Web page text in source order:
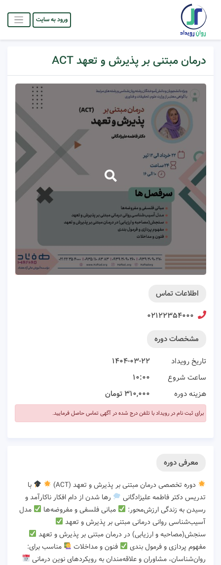
ورود به سایت
درمان مبتنی بر پذیرش و تعهد ACT
اطلاعات تماس
۰۲۱۲۲۳۵۴۰۰۰
مشخصات دوره
تاریخ رویداد
۱۴۰۴-۰۳-۲۲
ساعت شروع
۱۰:۰۰
هزینه دوره
۳۱۰,۰۰۰ تومان
برای ثبت نام در رویداد با تلفن درج شده در آگهی تماس حاصل فرمایید.
معرفی دوره
دوره تخصصی درمان مبتنی بر پذیرش و تعهد (ACT)
با
تدریس دکتر فاطمه علیزادگانی
رها شدن از دام افکار ناکارآمد و
رسیدن به زندگی ارزش‌محور:
مبانی فلسفی و مفروضه‌ها
مدل
آسیب‌شناسی روانی درمانی مبتنی بر پذیرش و تعهد
سنجش(مصاحبه و ارزیابی) در درمان مبتنی بر پذیرش و تعهد
مفهوم پردازی و فرمول بندی
فنون و مداخلات
مناسب برای:
روان‌شناسان، مشاوران و علاقه‌مندان به رویکردهای نوین درمانی